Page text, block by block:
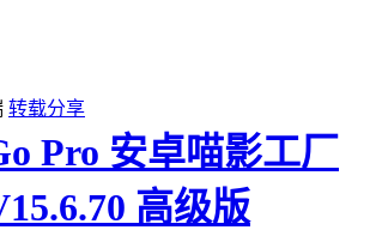
转载分享
Pro 安卓喵影工厂
高级版